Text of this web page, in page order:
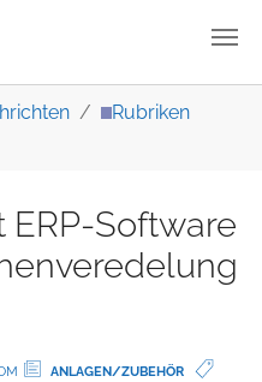
Rubriken
Software
ANLAGEN/ZUBEHÖR